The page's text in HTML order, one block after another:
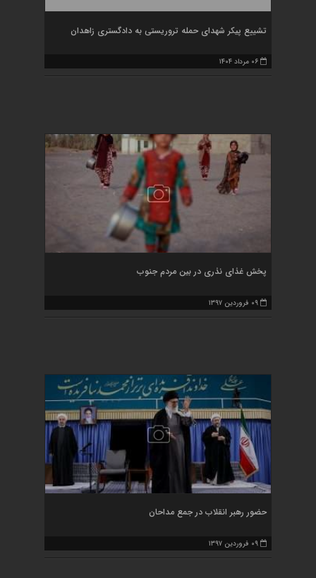
تشییع پیکر شهدای حمله تروریستی به دادگستری زاهدان
۰۶ مرداد ۱۴۰۴
پخش غذای نذری در بین مردم جنوب
۰۹ فروردین ۱۳۹۷
حضور رهبر انقلاب در جمع مداحان
۰۹ فروردین ۱۳۹۷